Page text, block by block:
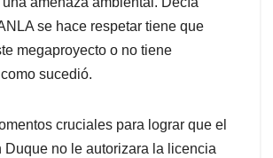
se hace respetar tiene que
megaproyecto o no tiene
sucedió.
cruciales para lograr que el
Duque no le autorizara la licencia